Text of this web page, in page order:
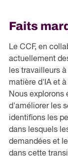
Faits
Le CCF, en
actuellement
les travailleurs
matière d'IA et
Nous explorons
d'améliorer les
identifions les
dans lesquels
demandées et
dans cette